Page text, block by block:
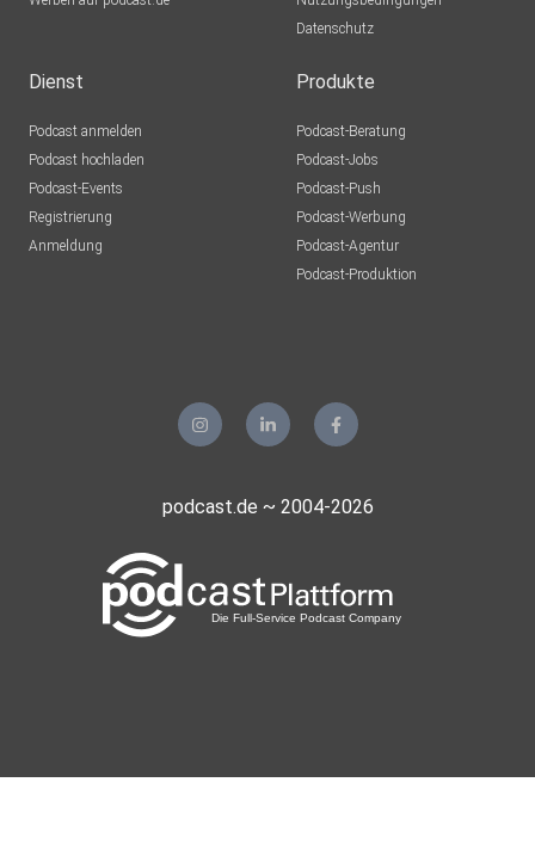
Datenschutz
Dienst
Podcast anmelden
Podcast hochladen
Podcast-Events
Registrierung
Anmeldung
Produkte
Podcast-Beratung
Podcast-Jobs
Podcast-Push
Podcast-Werbung
Podcast-Agentur
Podcast-Produktion
podcast.de ~ 2004-2026